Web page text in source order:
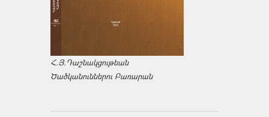
Հ.Յ.Դաշնակցութեան
Ծածկանուններու Բառարան